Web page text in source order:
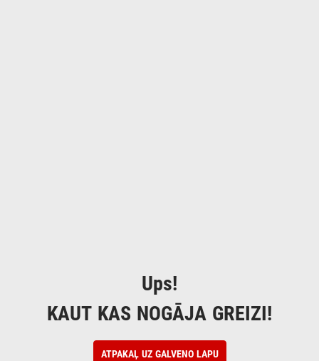
Ups!
KAUT KAS NOGĀJA GREIZI!
ATPAKAĻ UZ GALVENO LAPU